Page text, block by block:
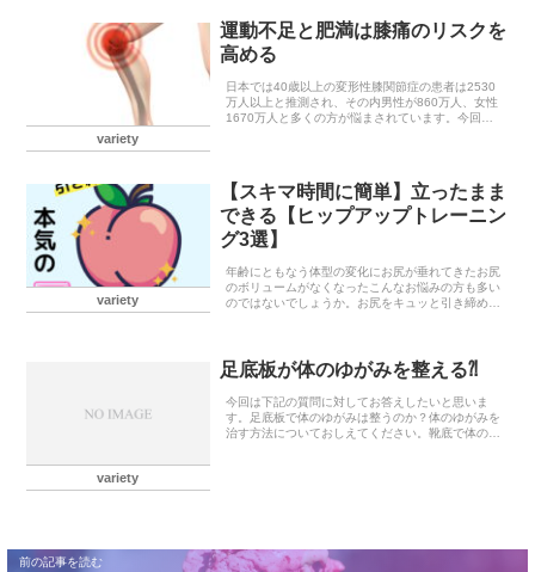
variety
運動不足と肥満は膝痛のリスクを
高める
日本では40歳以上の変形性膝関節症の患者は2530
万人以上と推測され、その内男性が860万人、女性
1670万人と多くの方が悩まされています。今回は
variety
【スキマ時間に簡単】立ったまま
できる【ヒップアップトレーニン
グ3選】
年齢にともなう体型の変化にお尻が垂れてきたお尻
のボリュームがなくなったこんなお悩みの方も多い
のではないでしょうか。お尻をキュッと引き締めた
variety
足底板が体のゆがみを整える⁈
今回は下記の質問に対してお答えしたいと思いま
す。足底板で体のゆがみは整うのか？体のゆがみを
治す方法についておしえてください。靴底で体のバ